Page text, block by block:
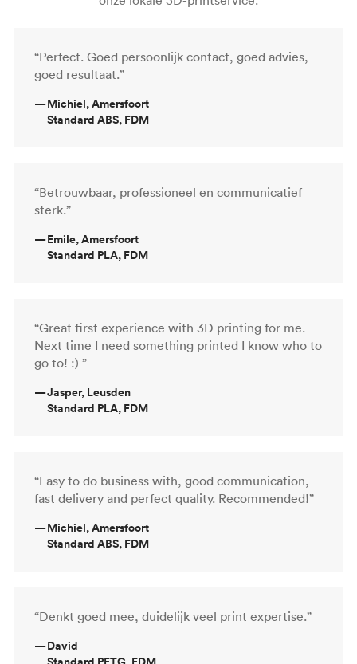
“Perfect. Goed persoonlijk contact, goed advies,
goed resultaat.”
—Michiel, Amersfoort
Standard ABS, FDM
“Betrouwbaar, professioneel en communicatief
sterk.”
—Emile, Amersfoort
Standard PLA, FDM
“Great first experience with 3D printing for me.
Next time I need something printed I know who to
go to! :) ”
—Jasper, Leusden
Standard PLA, FDM
“Easy to do business with, good communication,
fast delivery and perfect quality. Recommended!”
—Michiel, Amersfoort
Standard ABS, FDM
“Denkt goed mee, duidelijk veel print expertise.”
—David